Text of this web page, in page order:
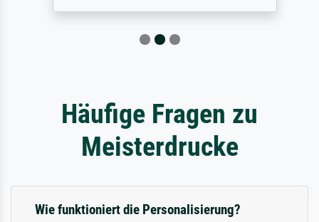
Häufige Fragen zu
Meisterdrucke
Wie funktioniert die Personalisierung?